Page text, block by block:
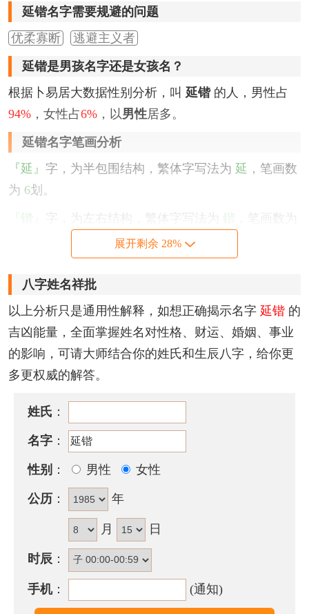
延锴名字需要规避的问题
优柔寡断
逃避主义者
延锴是男孩名字还是女孩名？
根据卜易居大数据性别分析，叫 延锴的人，男性占
94% ，女性占6% ，以男性居多。
延锴名字笔画分析
『延』 字，为半包围结构，繁体字写法为 延 ，笔画数
为 6划。
『锴』 字，为左右结构，繁体字写法为 鍇 ，笔画数为
延锴的姓名五行组合是：土-金。这种组合的人有智
谋，富有决断力和执行力，领导力强。其人意志坚
定，做事有计划，有耐心，能团结众人，调配各种资
延锴名字能打多少分？
延锴名字评分为： 96分（评分由卜易居根据姓名五格
数理测算得出，仅供参考）
展开剩余 28%
八字姓名祥批
以上分析只是通用性解释，如想正确揭示名字 延锴 的
吉凶能量，全面掌握姓名对性格、财运、婚姻、事业
的影响，可请大师结合你的姓氏和生辰八字，给你更
多更权威的解答。
姓氏 ：
名字 ：
性别 ： 男性 女性
公历 ： 年
月 日
时辰 ：
手机： (通知)